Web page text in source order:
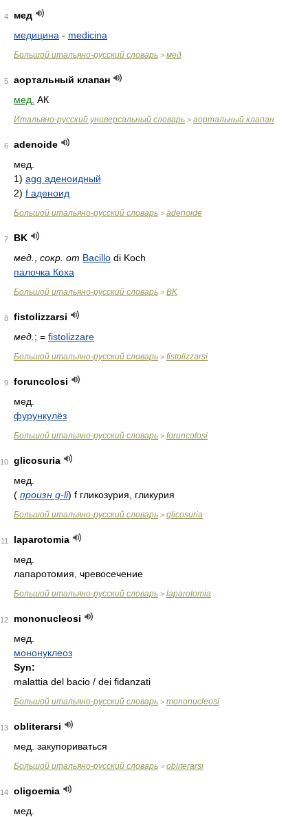
4
мед
медицина - medicina
Большой итальяно-русский словарь > мед
5
аортальный клапан
мед. АК
Итальяно-русский универсальный словарь > аортальный клапан
6
adenoide
мед.
1) agg аденоидный
2) f аденоид
Большой итальяно-русский словарь > adenoide
7
BK
мед.
сокр. от Bacillo di Koch
палочка Коха
Большой итальяно-русский словарь > BK
8
fistolizzarsi
мед. ; = fistolizzare
Большой итальяно-русский словарь > fistolizzarsi
9
foruncolosi
мед.
фурункулёз
Большой итальяно-русский словарь > foruncolosi
10
glicosuria
мед.
( произн g-li) f гликозурия, гликурия
Большой итальяно-русский словарь > glicosuria
11
laparotomia
мед.
лапаротомия, чревосечение
Большой итальяно-русский словарь > laparotomia
12
mononucleosi
мед.
мононуклеоз
Syn:
malattia del bacio / dei fidanzati
Большой итальяно-русский словарь > mononucleosi
13
obliterarsi
мед. закупориваться
Большой итальяно-русский словарь > obliterarsi
14
oligoemia
мед.